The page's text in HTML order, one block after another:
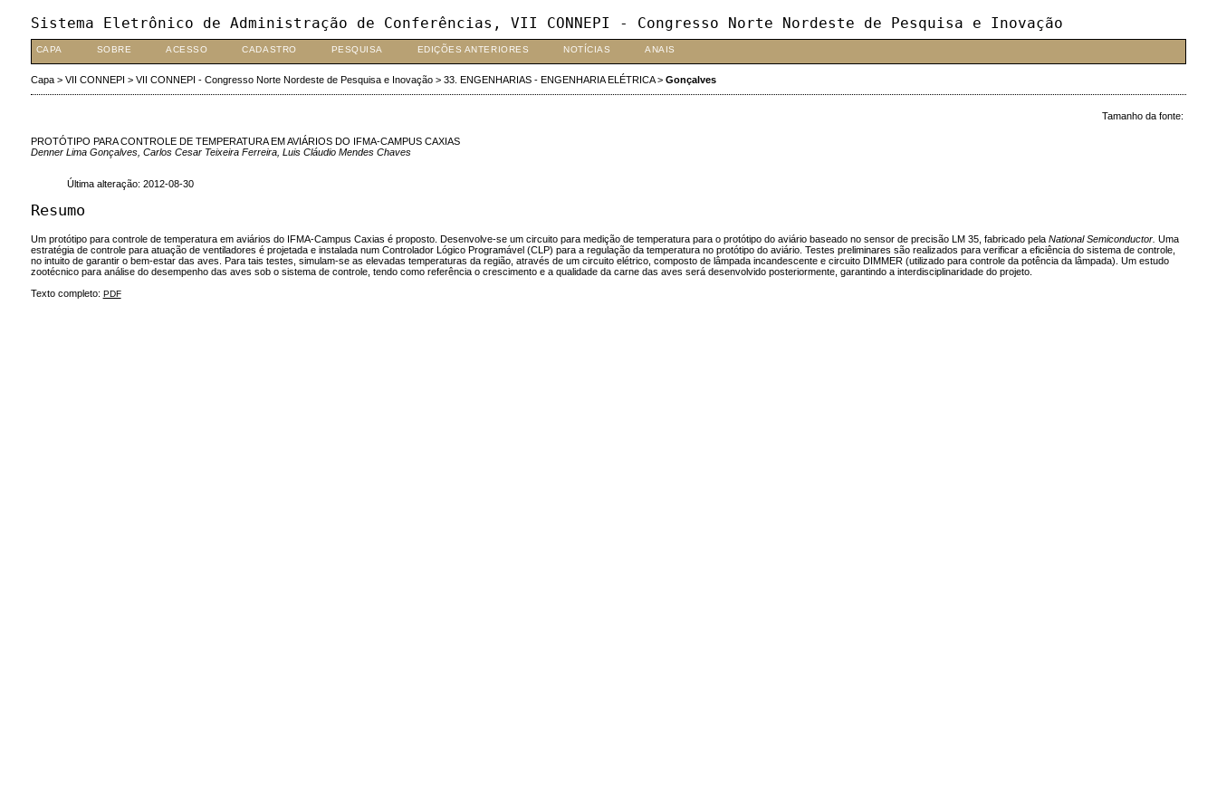
Sistema Eletrônico de Administração de Conferências, VII CONNEPI - Congresso Norte Nordeste de Pesquisa e Inovação
CAPA SOBRE ACESSO CADASTRO PESQUISA EDIÇÕES ANTERIORES NOTÍCIAS ANAIS
Capa> VII CONNEPI > VII CONNEPI - Congresso Norte Nordeste de Pesquisa e Inovação> 33. ENGENHARIAS - ENGENHARIA ELÉTRICA> Gonçalves
Tamanho da fonte:
PROTÓTIPO PARA CONTROLE DE TEMPERATURA EM AVIÁRIOS DO IFMA-CAMPUS CAXIAS
Denner Lima Gonçalves, Carlos Cesar Teixeira Ferreira, Luis Cláudio Mendes Chaves
Última alteração: 2012-08-30
Resumo
Um protótipo para controle de temperatura em aviários do IFMA-Campus Caxias é proposto. Desenvolve-se um circuito para medição de temperatura para o protótipo do aviário baseado no sensor de precisão LM 35, fabricado pela National Semiconductor. Uma
estratégia de controle para atuação de ventiladores é projetada e instalada num Controlador Lógico Programável (CLP) para a regulação da temperatura no protótipo do aviário. Testes preliminares são realizados para verificar a eficiência do sistema de controle,
no intuito de garantir o bem-estar das aves. Para tais testes, simulam-se as elevadas temperaturas da região, através de um circuito elétrico, composto de lâmpada incandescente e circuito DIMMER (utilizado para controle da potência da lâmpada). Um estudo
zootécnico para análise do desempenho das aves sob o sistema de controle, tendo como referência o crescimento e a qualidade da carne das aves será desenvolvido posteriormente, garantindo a interdisciplinaridade do projeto.
Texto completo: PDF